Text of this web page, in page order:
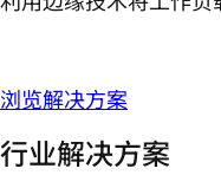
浏览解决方案
行业解决方案